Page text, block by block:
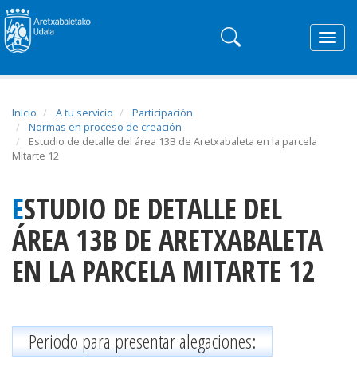
Inicio A tu servicio
Participación
Normas en proceso de creación
Estudio de detalle del área 13B de Aretxabaleta en la parcela
Mitarte 12
ESTUDIO DE DETALLE DEL
ÁREA 13B DE ARETXABALETA
EN LA PARCELA MITARTE 12
Periodo para presentar alegaciones: